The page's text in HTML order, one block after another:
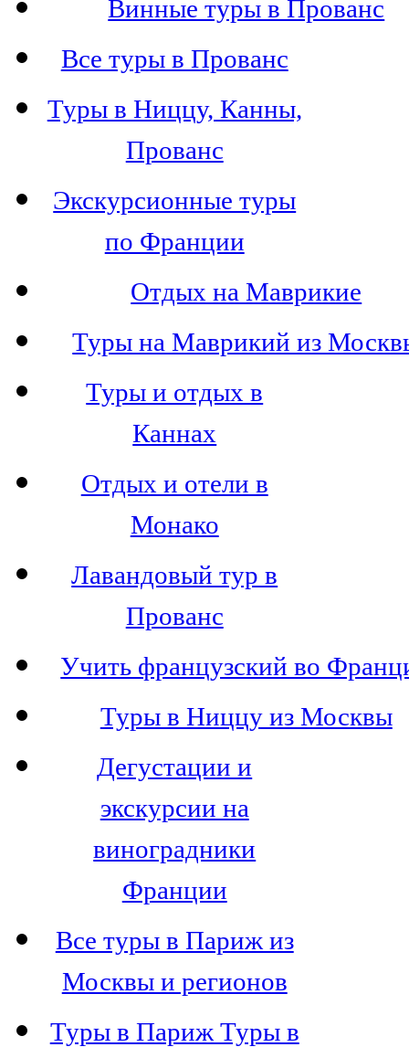
Винные туры в Прованс
Все туры в Прованс
Туры в Ниццу, Канны,
Прованс
Экскурсионные туры
по Франции
Отдых на Маврикие
Туры на Маврикий из
Туры и отдых в
Каннах
Отдых и отели в
Монако
Лавандовый тур в
Прованс
Учить французский во
Туры в Ниццу из Москвы
Дегустации и
экскурсии на
виноградники
Франции
Все туры в Париж из
Москвы и регионов
Туры в Париж Туры в